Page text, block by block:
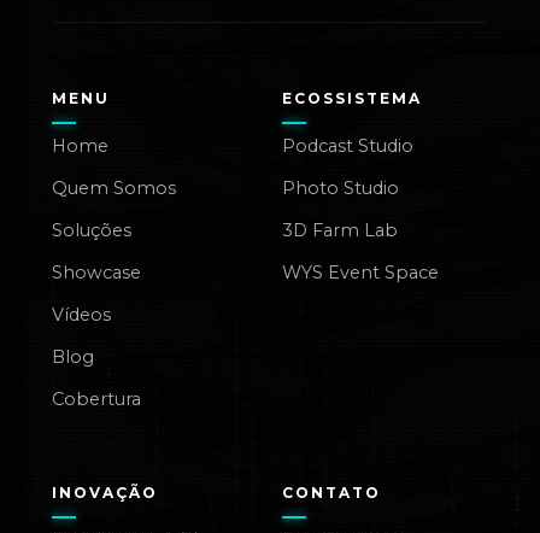
MENU
Home
Quem Somos
Soluções
Showcase
Vídeos
Blog
Cobertura
ECOSSISTEMA
Podcast Studio
Photo Studio
3D Farm Lab
WYS Event Space
INOVAÇÃO CONTATO